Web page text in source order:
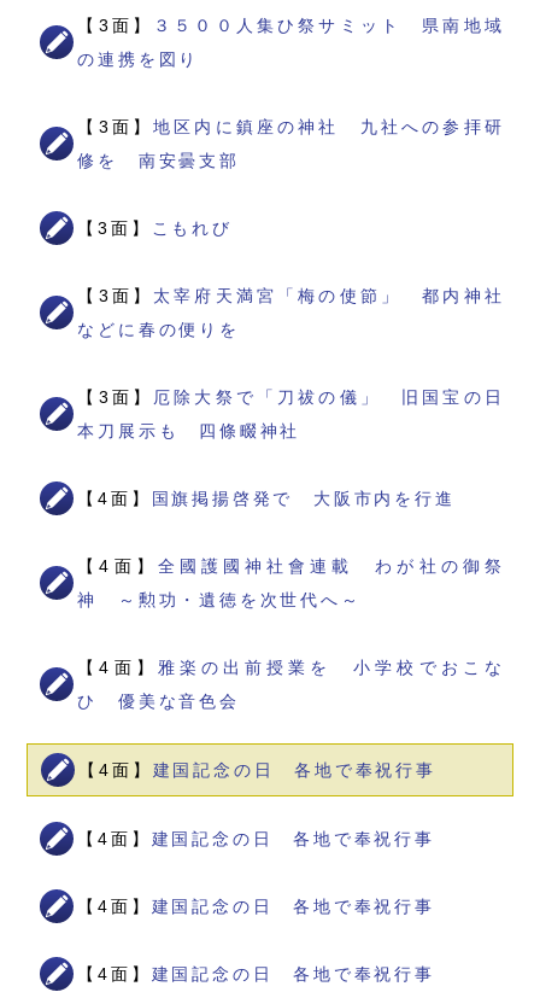
【3面】
３５００人集ひ祭サミット 県南地域
の連携を図り
【3面】地区内に鎮座の神社 九社への参拝研
修を 南安曇支部
【3面】 こもれび
【3面】 太宰府天満宮「梅の使節」 都内神社
などに春の便りを
【3面】
厄除大祭で「刀祓の儀」 旧国宝の日
本刀展示も 四條畷神社
【4面】 国旗掲揚啓発で 大阪市内を行進
【4面】 全國護國神社會連載 わが社の御祭
神 ～勲功・遺徳を次世代へ～
【4面】 雅楽の出前授業を 小学校でおこな
ひ 優美な音色会
【4面】 建国記念の日 各地で奉祝行事
【4面】 建国記念の日 各地で奉祝行事
【4面】 建国記念の日 各地で奉祝行事
【4面】 建国記念の日 各地で奉祝行事